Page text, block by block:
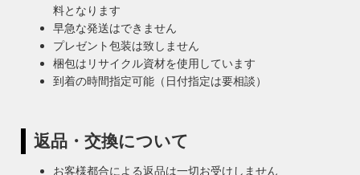
料となります
早急な発送はできません
プレゼント包装は致しません
梱包はリサイクル資材を使用しています
到着の時間指定可能（日付指定は要相談）
返品・交換について
お客様都合による返品は一切お受けしません